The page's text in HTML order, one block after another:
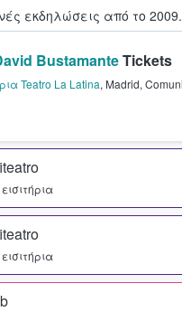
εκδηλώσεις από το 2009.
αγοράζουν και
BustamanteTickets
Teatro La Latina, Madrid,